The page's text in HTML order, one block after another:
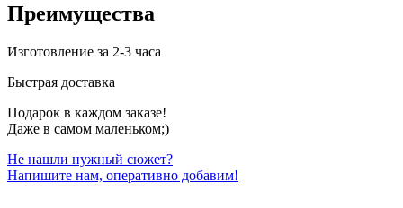
Преимущества
Изготовление за 2-3 часа
Быстрая доставка
Подарок в каждом заказе!
Даже в самом маленьком;)
Не нашли нужный сюжет?
Напишите нам, оперативно добавим!